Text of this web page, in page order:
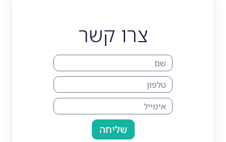
צרו קשר
שליחה